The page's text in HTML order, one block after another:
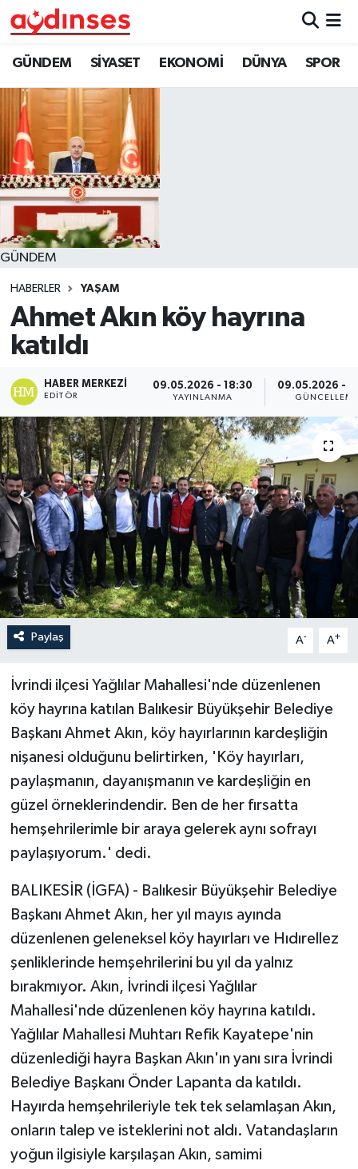
GÜNDEM SİYASET EKONOMİ DÜNYA SPOR
GÜNDEM
HABERLER YAŞAM
Ahmet Akın köy hayrına
katıldı
HABER MERKEZI
EDITÖR
09.05.2026 - 18:30
YAYINLANMA
09.05.2026 -
Paylaş A- A+
İvrindi ilçesi Yağlılar Mahallesi'nde düzenlenen
köy hayrına katılan Balıkesir Büyükşehir Belediye
Başkanı Ahmet Akın, köy hayırlarının kardeşliğin
nişanesi olduğunu belirtirken, 'Köy hayırları,
paylaşmanın, dayanışmanın ve kardeşliğin en
güzel örneklerindendir. Ben de her fırsatta
hemşehrilerimle bir araya gelerek aynı sofrayı
paylaşıyorum.' dedi.
BALIKESİR (İGFA) - Balıkesir Büyükşehir Belediye
Başkanı Ahmet Akın, her yıl mayıs ayında
düzenlenen geleneksel köy hayırları ve Hıdırellez
şenliklerinde hemşehrilerini bu yıl da yalnız
bırakmıyor. Akın, İvrindi ilçesi Yağlılar
Mahallesi'nde düzenlenen köy hayrına katıldı.
Yağlılar Mahallesi Muhtarı Refik Kayatepe'nin
düzenlediği hayra Başkan Akın'ın yanı sıra İvrindi
Belediye Başkanı Önder Lapanta da katıldı.
Hayırda hemşehrileriyle tek tek selamlaşan Akın,
onların talep ve isteklerini not aldı. Vatandaşların
yoğun ilgisiyle karşılaşan Akın, samimi
GÜNDEM
SİYASET
EKONOMİ
DÜNYA
SPOR
MAGAZİN
YAŞAM
Nöbetçi Eczaneler
Hava Durumu
Aydin Namaz Vakitleri
Trafik Durumu
Süper Lig Puan Durumu ve Fikstür
Tüm Manşetler
Son Dakika Haberleri
Haber Arşivi